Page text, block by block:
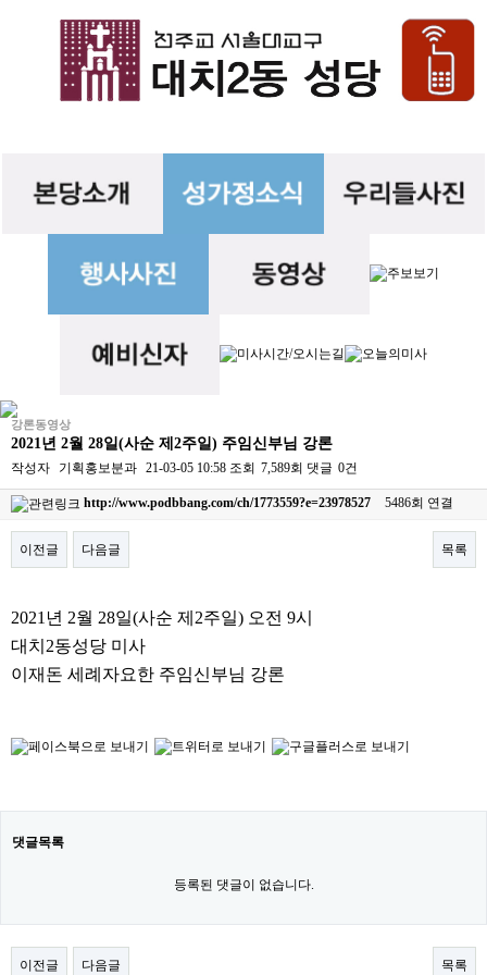
강론동영상
2021년 2월 28일(사순 제2주일) 주임신부님 강론
작성자 기획홍보분과 21-03-05 10:58 조회 7,589회 댓글 0건
http://www.podbbang.com/ch/1773559?e=23978527 5486회 연결
이전글 다음글 목록
2021년 2월 28일(사순 제2주일) 오전 9시
대치2동성당 미사
이재돈 세례자요한 주임신부님 강론
댓글목록
등록된 댓글이 없습니다.
이전글 다음글 목록